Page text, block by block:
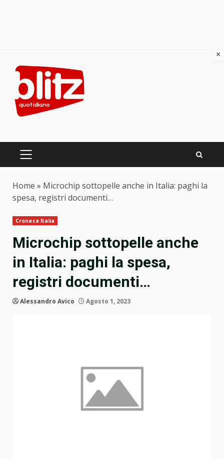
content
PRIMARY
Home » Microchip sottopelle anche in Italia: paghi la
spesa, registri documenti…
Cronaca Italia
Microchip sottopelle anche
in Italia: paghi la spesa,
registri documenti…
Alessandro Avico Agosto 1, 2023
×